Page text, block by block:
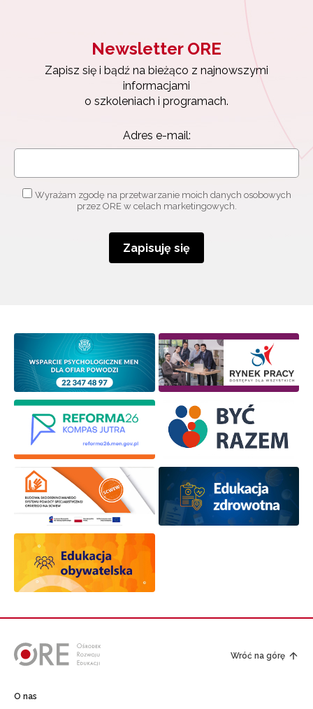
Newsletter ORE
Zapisz się i bądź na bieżąco z najnowszymi
informacjami
o szkoleniach i programach.
Adres e-mail:
Wyrażam zgodę na przetwarzanie moich danych osobowych
przez ORE w celach marketingowych.
Zapisuję się
Wróć na górę
O nas